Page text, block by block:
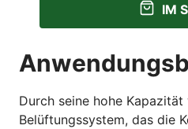
IM
Durch seine hohe
Belüftungssystem, das die